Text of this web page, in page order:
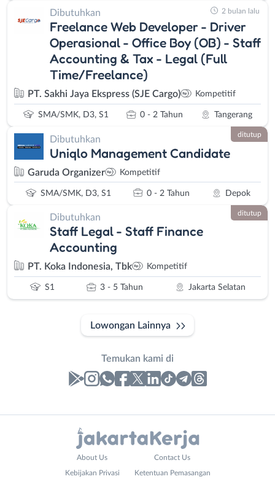
Dibutuhkan
Freelance Web Developer - Driver
Operasional - Office Boy (OB) - Staff
Accounting & Tax - Legal (Full
Time/Freelance)
PT. Sakhi Jaya Ekspress (SJE Cargo) Kompetitif
SMA/SMK, D3, S1 0 - 2 Tahun Tangerang
2 bulan lalu
Dibutuhkan
Uniqlo Management Candidate
Garuda Organizer Kompetitif
SMA/SMK, D3, S1 0 - 2 Tahun Depok
ditutup
Dibutuhkan
Staff Legal - Staff Finance
Accounting
PT. Koka Indonesia, Tbk Kompetitif
S1 3 - 5 Tahun Jakarta Selatan
ditutup
Lowongan Lainnya
Temukan kami di
About Us Contact Us
Kebijakan Privasi Ketentuan Pemasangan